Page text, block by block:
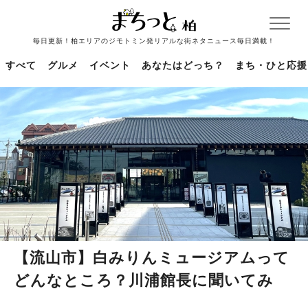
毎日更新！柏エリアのジモトミン発リアルな街ネタニュース毎日満載！
すべて グルメ イベント あなたはどっち？ まち・ひと応援
【流山市】白みりんミュージアムって
どんなところ？川浦館長に聞いてみ